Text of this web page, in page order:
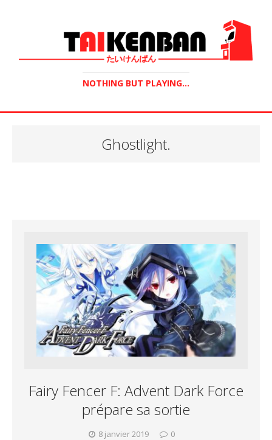
NOTHING BUT PLAYING...
Ghostlight.
Fairy Fencer F: Advent Dark Force
prépare sa sortie
8 janvier 2019 0